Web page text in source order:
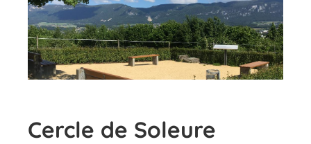
Cercle de Soleure